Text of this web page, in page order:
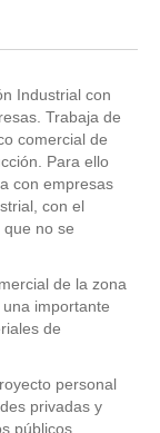
▼
▼
Industrial con
Trabaja de
comercial de
Para ello
con empresas
con el
no se
de la zona
importante
de
personal
privadas y
públicos.